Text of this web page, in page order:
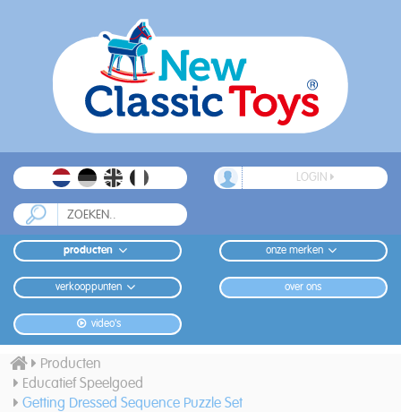
LOGIN
producten onze merken
verkooppunten over ons
video's
Producten
Educatief Speelgoed
Getting Dressed Sequence Puzzle Set